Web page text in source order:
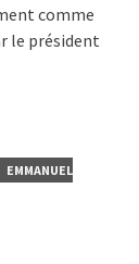
comme
le président
EMMANUEL